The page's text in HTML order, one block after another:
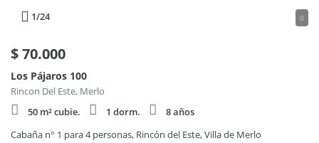
1/24 0
$70.000
Los Pájaros 100
Rincon Del Este, Merlo
50 m² cubie.
1 dorm.
8 años
Cabaña n° 1 para 4 personas, Rincón del Este, Villa de Merlo